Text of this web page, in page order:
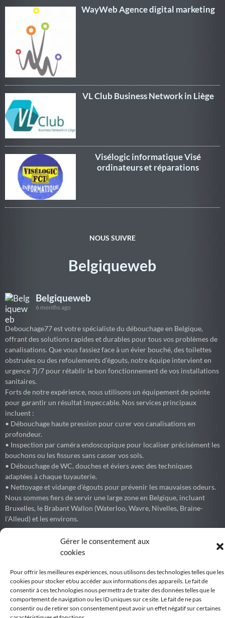
Gérer le consentement aux
cookies
Pour offrir les meilleures expériences, nous utilisons des technologies telles que les
cookies pour stocker et/ou accéder aux informations des appareils. Le fait de
consentir à ces technologies nous permettra de traiter des données telles que le
comportement de navigation ou les ID uniques sur ce site. Le fait de ne pas
consentir ou de retirer son consentement peut avoir un effet négatif sur certaines
WayWeb Agence digital marketing
VL Club Business Network in Liège
Visélogic informatique Visé
ordinateurs et réparations
NOUS SUIVRE
Belgiqueweb
Belgiqueweb
6 months ago
Debouchage77 est votre spécialiste du débouchage en Belgique,
offrant des solutions rapides et durables pour tous vos problèmes de
canalisations. Que vous fassiez face à un évier bouché, des toilettes
obstruées ou des refoulements d'égouts, notre équipe intervient en
urgence 7j/7 pour rétablir le bon fonctionnement de vos installations
sanitaires.
Forts de notre expérience, nous utilisons un équipement de pointe
pour garantir un résultat impeccable. Nos services principaux
incluent :
• Débouchage haute pression pour curer vos canalisations en
profondeur.
• Inspection par caméra endoscopique pour localiser précisément les
bouchons ou les fissures sans casser vos sols.
• Débouchage de WC, douches et éviers avec des techniques
adaptées à chaque tuyauterie.
• Nettoyage et vidange d'égouts pour prévenir les mauvaises odeurs.
Nous sommes fiers de servir une large zone en Belgique, incluant
Bruxelles, le Brabant Wallon (Waterloo, Wavre, Nivelles, Braine-
l'Alleud) et les environs.
Débouchage express de canalisations et égouts partout en Belgique.
Voir sur Facebook